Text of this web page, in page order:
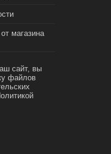
магазина
сайт, вы
файлов